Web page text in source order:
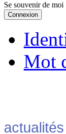
Se souvenir de moi
Connexion
Mot
actualités